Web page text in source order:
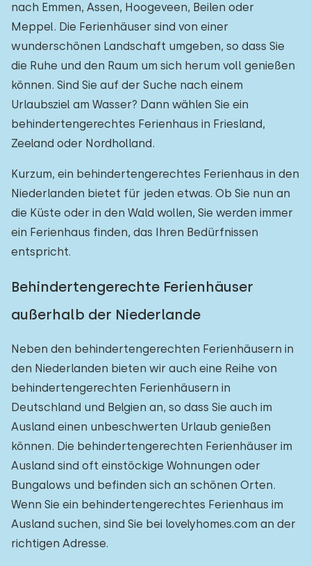
nach Emmen, Assen, Hoogeveen, Beilen oder
Meppel. Die Ferienhäuser sind von einer
wunderschönen Landschaft umgeben, so dass Sie
die Ruhe und den Raum um sich herum voll genießen
können. Sind Sie auf der Suche nach einem
Urlaubsziel am Wasser? Dann wählen Sie ein
behindertengerechtes Ferienhaus in Friesland,
Zeeland oder Nordholland.
Kurzum, ein behindertengerechtes Ferienhaus in den
Niederlanden bietet für jeden etwas. Ob Sie nun an
die Küste oder in den Wald wollen, Sie werden immer
ein Ferienhaus finden, das Ihren Bedürfnissen
entspricht.
Behindertengerechte Ferienhäuser
außerhalb der Niederlande
Neben den behindertengerechten Ferienhäusern in
den Niederlanden bieten wir auch eine Reihe von
behindertengerechten Ferienhäusern in
Deutschland und Belgien an, so dass Sie auch im
Ausland einen unbeschwerten Urlaub genießen
können. Die behindertengerechten Ferienhäuser im
Ausland sind oft einstöckige Wohnungen oder
Bungalows und befinden sich an schönen Orten.
Wenn Sie ein behindertengerechtes Ferienhaus im
Ausland suchen, sind Sie bei lovelyhomes.com an der
richtigen Adresse.